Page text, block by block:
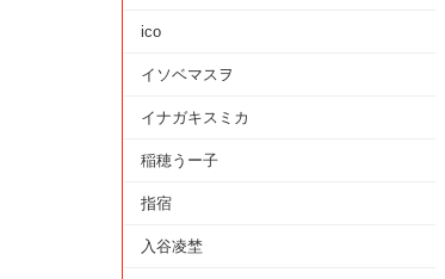
ico
イソベマスヲ
イナガキスミカ
稲穂うー子
指宿
入谷凌埜